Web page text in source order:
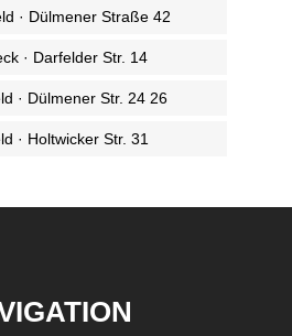
· Dülmener Straße 42
· Darfelder Str. 14
· Dülmener Str. 24 26
· Holtwicker Str. 31